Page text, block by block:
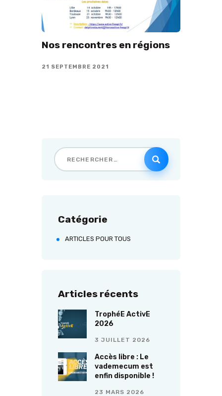
Nos rencontres en régions
21 SEPTEMBRE 2021
Catégorie
ARTICLES POUR TOUS
Articles récents
TrophéE ActivE
2026
3 JUILLET 2026
Accès libre : Le
vademecum est
enfin disponible !
23 MARS 2026